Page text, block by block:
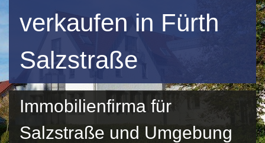
verkaufen in Fürth
Salzstraße
Immobilienfirma für
Salzstraße und Umgebung